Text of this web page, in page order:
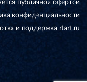
публичной офертой
конфиденциальности
и поддержка rtart.ru